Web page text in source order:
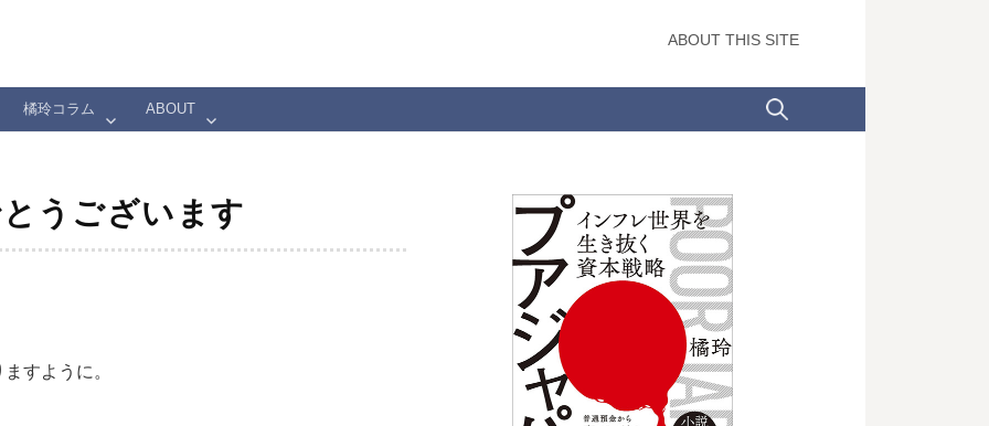
ABOUT THIS SITE
橘玲コラム ABOUT 検
うございます
すように。